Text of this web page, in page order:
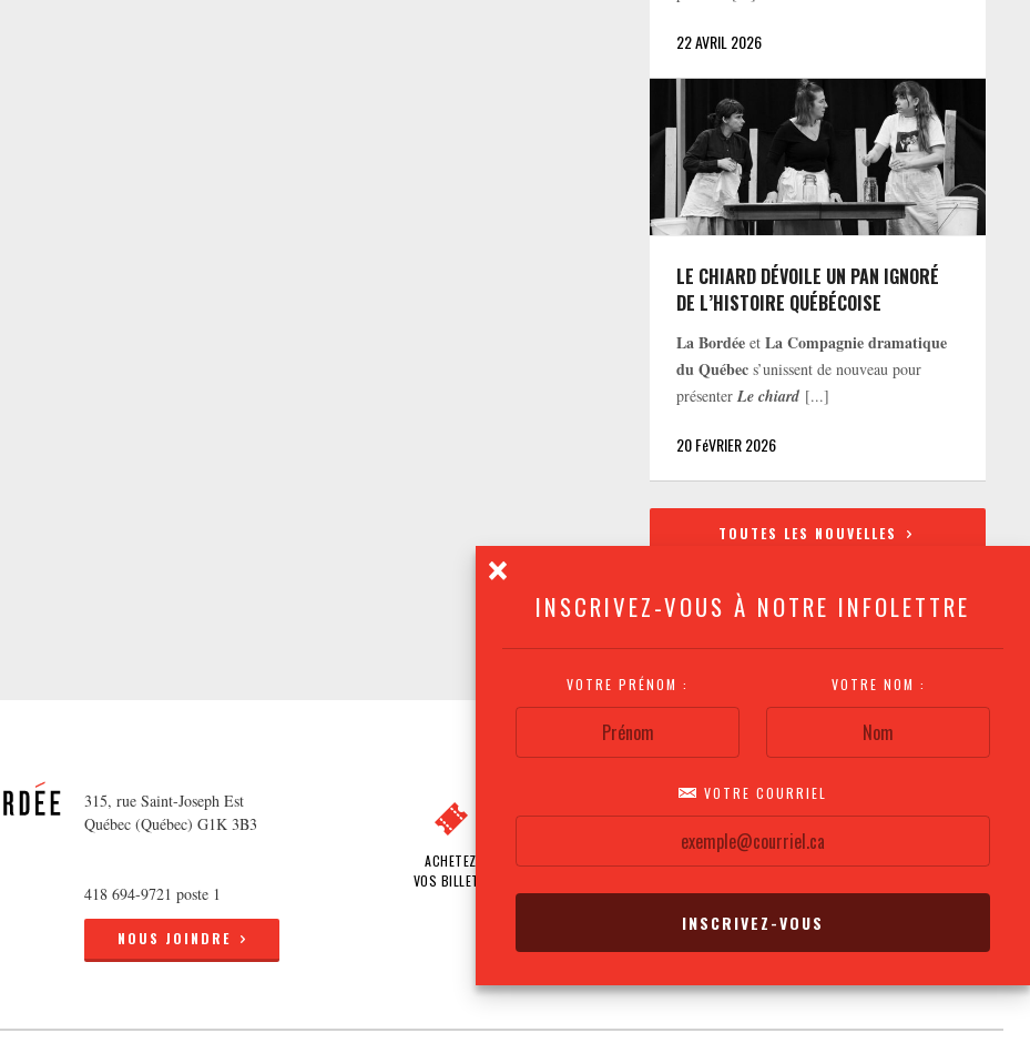
INSCRIVEZ-VOUS À NOTRE INFOLETTRE
VOTRE PRÉNOM : VOTRE NOM :
VOTRE COURRIEL
22 AVRIL 2026
LE CHIARD DÉVOILE UN PAN IGNORÉ
DE L’HISTOIRE QUÉBÉCOISE
La Bordée etLa Compagnie dramatique
du Québec s’unissent de nouveau pour
présenterLe chiard [...]
20 FéVRIER 2026
TOUTES LES NOUVELLES
315, rue Saint-Joseph Est
Québec (Québec) G1K 3B3
418 694-9721 poste 1
NOUS JOINDRE
ACHETEZ
VOS BILLETS